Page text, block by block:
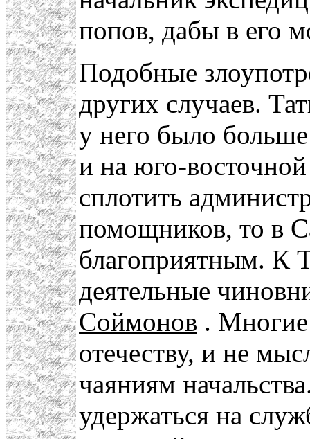
попов, дабы в его
Подобные
других случаев.
у него было
и на юго-
сплотить
помощников, то в
благоприятным. К
деятельные
Соймонов .
отечеству, и не
чаяниям
удержаться на